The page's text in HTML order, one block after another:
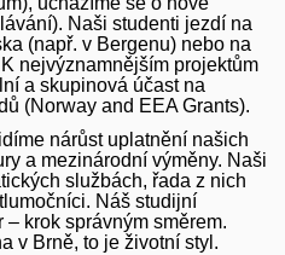
Naši studenti jezdí na
(např. v Bergenu) nebo na
nejvýznamnějším projektům
a skupinová účast na
(Norway and EEA Grants).
nárůst uplatnění našich
a mezinárodní výměny. Naši
službách, řada z nich
Náš studijní
krok správným směrem.
v Brně, to je životní styl.